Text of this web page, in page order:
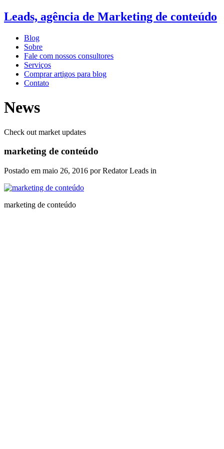
Leads, agência de Marketing de conteúdo
Blog
Sobre
Fale com nossos consultores
Serviços
Comprar artigos para blog
Contato
News
Check out market updates
marketing de conteúdo
Postado em maio 26, 2016 por Redator Leads in
marketing de conteúdo